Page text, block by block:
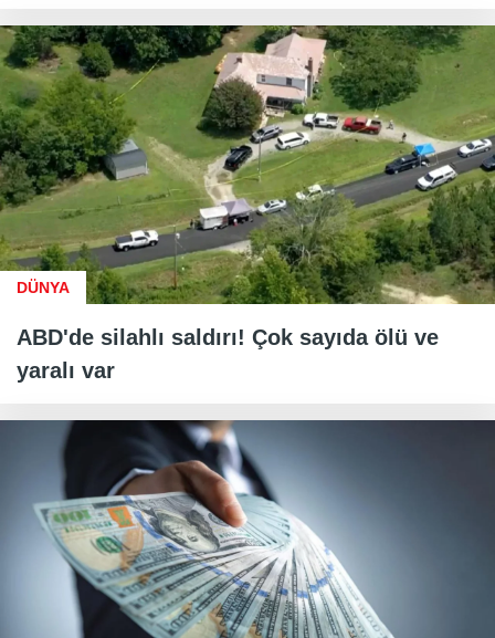
DÜNYA
ABD'de silahlı saldırı! Çok sayıda ölü ve
yaralı var